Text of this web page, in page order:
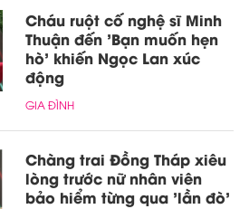
Cháu ruột cố nghệ sĩ Minh
Thuận đến 'Bạn muốn hẹn
hò' khiến Ngọc Lan xúc
động
GIA ĐÌNH
Chàng trai Đồng Tháp xiêu
lòng trước nữ nhân viên
bảo hiểm từng qua 'lần đò'